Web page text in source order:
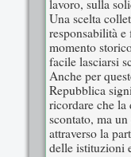
lavoro, sulla
Una scelta
responsabilità
momento
facile lasciarsi
Anche per
Repubblica
ricordare che la
scontato, ma
attraverso la
delle istituzioni